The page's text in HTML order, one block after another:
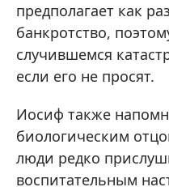
предполагает как
банкротство,
случившемся
если его не просят.
Иосиф также
биологическим
люди редко
воспитательным